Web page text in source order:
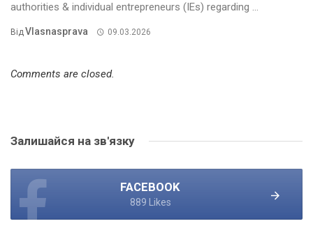
authorities & individual entrepreneurs (IEs) regarding ...
ВідVlasnasprava 09.03.2026
Comments are closed.
Залишайся на зв'язку
FACEBOOK
889 Likes